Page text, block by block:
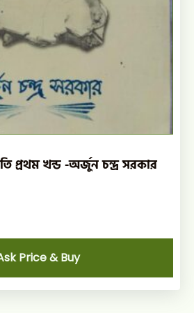
প্রথম খন্ড -অর্জুন চন্দ্র সরকার
Price & Buy